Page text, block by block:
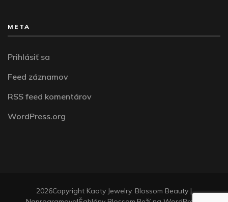
META
Prihlásiť sa
Feed záznamov
RSS feed komentárov
WordPress.org
2026Copyright Kaaty Jewelry. Blossom Beauty |